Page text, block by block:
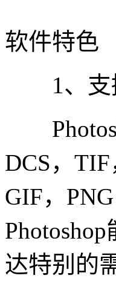
软件特色
1、支
DCS，
GIF，
达特别的